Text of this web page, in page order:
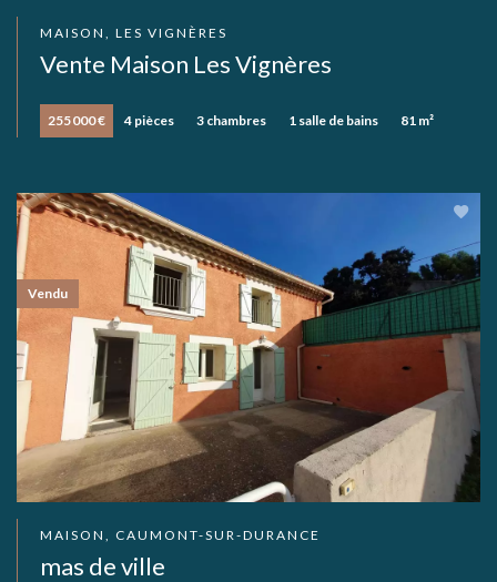
MAISON, LES VIGNÈRES
Vente Maison Les Vignères
255 000 € 4 pièces 3 chambres 1 salle de bains 81 m²
MAISON, CAUMONT-SUR-DURANCE
mas de ville
Vendu